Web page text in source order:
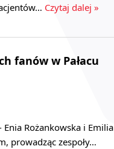
Czytaj dalej »
fanów w Pałacu
Rożankowska i Emilia
prowadząc zespoły…